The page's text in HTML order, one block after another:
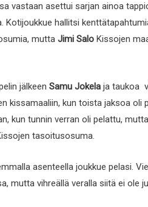
vastaan asettui sarjan ainoa
hallitsi
mutta Jimi Salo Kissojen
jälkeen Samu Jokela ja taukoa
kissamaaliin, kun toista jaksoa oli
kun tunnin verran oli pelattu,
tasoitusosuma.
asenteella joukkue pelasi.
mutta vihreällä veralla siitä ei ole